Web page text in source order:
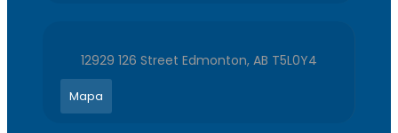
12929 126 Street Edmonton, AB T5L0Y4
Mapa